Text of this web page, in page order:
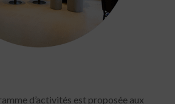
d’activités est proposée aux